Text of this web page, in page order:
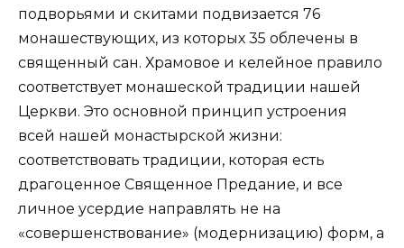
подворьями и скитами подвизается 76
монашествующих, из которых 35 облечены в
священный сан. Храмовое и келейное правило
соответствует монашеской традиции нашей
Церкви. Это основной принцип устроения
всей нашей монастырской жизни:
соответствовать традиции, которая есть
драгоценное Священное Предание, и все
личное усердие направлять не на
«совершенствование» (модернизацию) форм, а